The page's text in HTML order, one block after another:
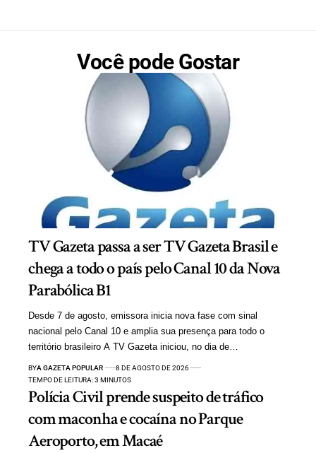
Você pode Gostar
TV Gazeta passa a ser TV Gazeta Brasil e
chega a todo o país pelo Canal 10 da Nova
Parabólica B1
Desde 7 de agosto, emissora inicia nova fase com sinal
nacional pelo Canal 10 e amplia sua presença para todo o
território brasileiro A TV Gazeta iniciou, no dia de…
BYA GAZETA POPULAR
8 DE AGOSTO DE 2026
TEMPO DE LEITURA: 3 MINUTOS
Polícia Civil prende suspeito de tráfico
com maconha e cocaína no Parque
Aeroporto, em Macaé